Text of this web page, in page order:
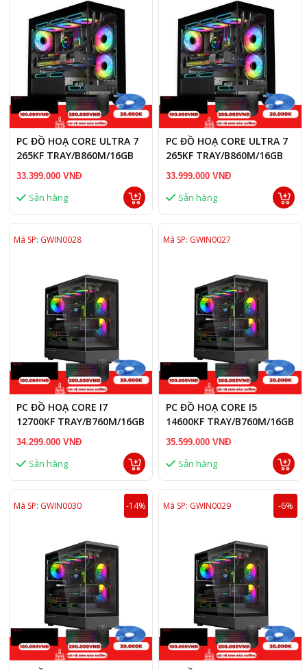
PC ĐỒ HOẠ CORE ULTRA 7
265KF TRAY/B860M/16GB
RAM DDR5/RTX 3060 12GB
33.399.000 VNĐ
Sẵn hàng
PC ĐỒ HOẠ CORE ULTRA 7
265KF TRAY/B860M/16GB
RAM DDR5/RTX 5060 8GB
33.999.000 VNĐ
Sẵn hàng
Mã SP: GWIN0028
PC ĐỒ HOẠ CORE I7
12700KF TRAY/B760M/16GB
RAM/RTX 5060 TI 16GB
34.299.000 VNĐ
Sẵn hàng
Mã SP: GWIN0027
PC ĐỒ HOẠ CORE I5
14600KF TRAY/B760M/16GB
RAM DDR5/RTX 5060 TI
35.599.000 VNĐ
Sẵn hàng
Mã SP: GWIN0030 -14% Mã SP: GWIN0029 -6%